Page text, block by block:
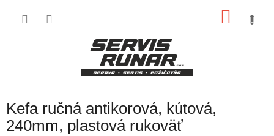
Kefa ručná antikorová, kútová,
240mm, plastová rukoväť